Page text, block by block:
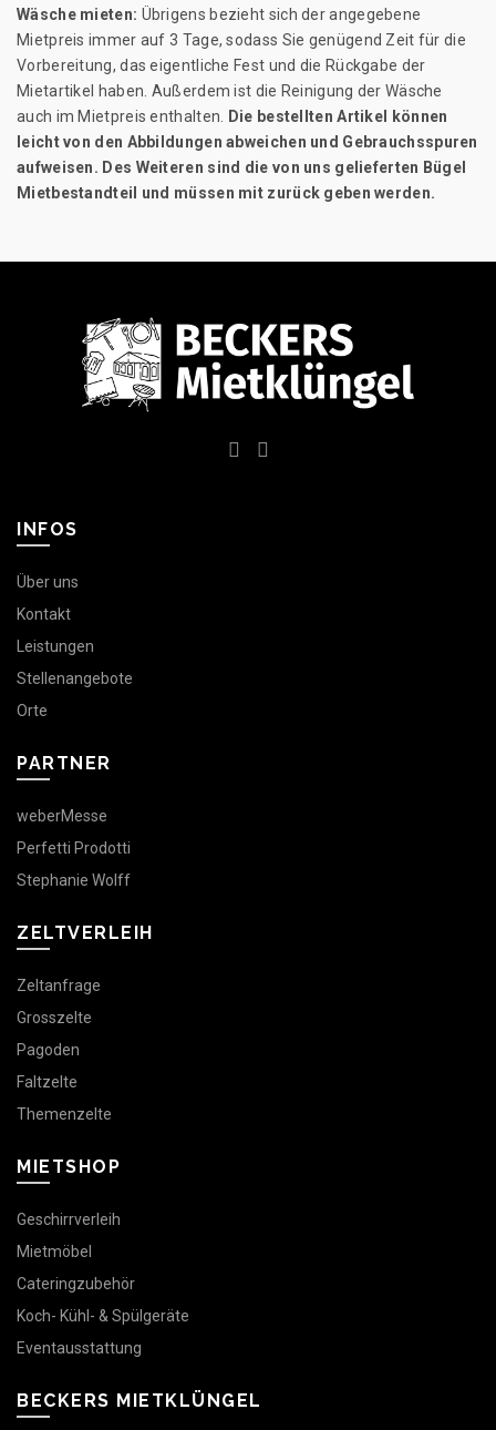
Wäsche mieten: Übrigens bezieht sich der angegebene
Mietpreis immer auf 3 Tage, sodass Sie genügend Zeit für die
Vorbereitung, das eigentliche Fest und die Rückgabe der
Mietartikel haben. Außerdem ist die Reinigung der Wäsche
auch im Mietpreis enthalten.
Die bestellten Artikel können
leicht von den Abbildungen abweichen und Gebrauchsspuren
aufweisen. Des Weiteren sind die von uns gelieferten Bügel
Mietbestandteil und müssen mit zurück geben werden.
INFOS
Über uns
Kontakt
Leistungen
Stellenangebote
Orte
PARTNER
weberMesse
Perfetti Prodotti
Stephanie Wolff
ZELTVERLEIH
Zeltanfrage
Grosszelte
Pagoden
Faltzelte
Themenzelte
MIETSHOP
Geschirrverleih
Mietmöbel
Cateringzubehör
Koch- Kühl- & Spülgeräte
Eventausstattung
BECKERS MIETKLÜNGEL